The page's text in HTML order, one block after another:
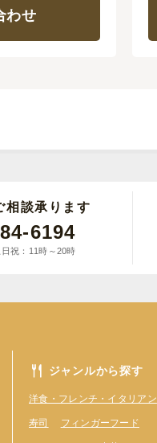
わせ
相談承ります
6194
祝：11時～20時
ジャンルから探す
洋食・フレンチ・イタリアン
寿司 フィンガーフード